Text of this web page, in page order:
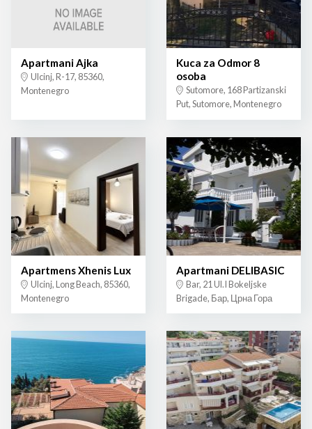
Apartmani Ajka
Ulcinj, R-17, 85360,
Montenegro
Kuca za Odmor 8
osoba
Sutomore, 168 Partizanski
Put, Sutomore, Montenegro
Apartmens Xhenis Lux
Ulcinj, Long Beach, 85360,
Montenegro
Apartmani DELIBASIC
Bar, 21 Ul.I Bokeljske
Brigade, Бар, Црна Гора